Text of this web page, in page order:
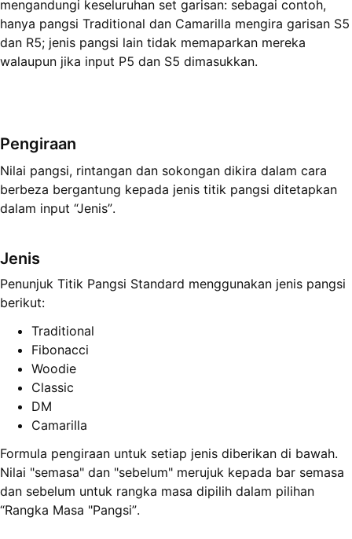
mengandungi keseluruhan set garisan: sebagai contoh,
hanya pangsi Traditional dan Camarilla mengira garisan S5
dan R5; jenis pangsi lain tidak memaparkan mereka
walaupun jika input P5 dan S5 dimasukkan.
Pengiraan
Nilai pangsi, rintangan dan sokongan dikira dalam cara
berbeza bergantung kepada jenis titik pangsi ditetapkan
dalam input “Jenis”.
Jenis
Penunjuk Titik Pangsi Standard menggunakan jenis pangsi
berikut:
Traditional
Fibonacci
Woodie
Classic
DM
Camarilla
Formula pengiraan untuk setiap jenis diberikan di bawah.
Nilai "semasa" dan "sebelum" merujuk kepada bar semasa
dan sebelum untuk rangka masa dipilih dalam pilihan
“Rangka Masa "Pangsi”.